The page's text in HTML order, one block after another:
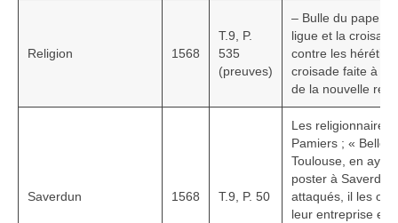
Religion 1568
T.9, P.
535
(preuves)
– Bulle du pape
ligue et la
contre les
croisade faite à
de la nouvelle
Saverdun 1568 T.9, P. 50
Les religionnaires
Pamiers ; «
Toulouse, en
poster à
attaqués, il les
leur entreprise et